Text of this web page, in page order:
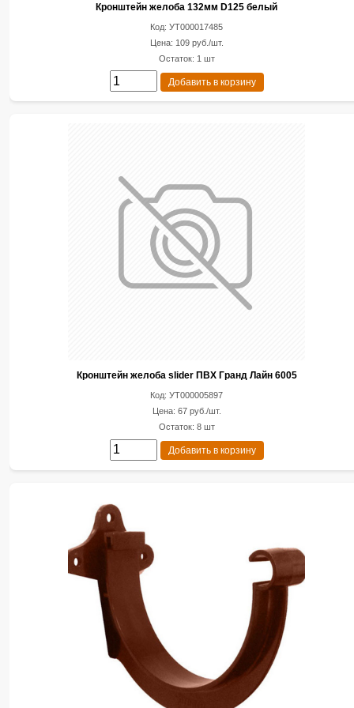
Кронштейн желоба 132мм D125 белый
Код: УТ000017485
Цена: 109 руб./шт.
Остаток: 1 шт
Добавить в корзину
Кронштейн желоба slider ПВХ Гранд Лайн 6005
Код: УТ000005897
Цена: 67 руб./шт.
Остаток: 8 шт
Добавить в корзину